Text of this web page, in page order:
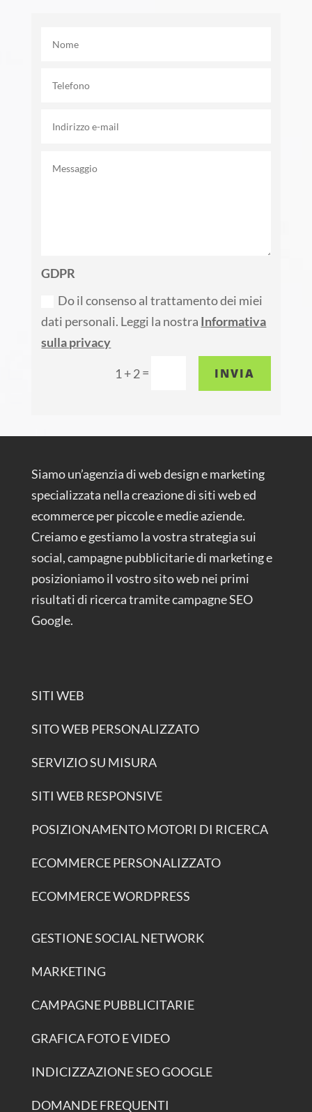
GDPR
Do il consenso al trattamento dei miei
dati personali. Leggi la nostra Informativa
sulla privacy
1 + 2= INVIA
Siamo un’agenzia di web design e marketing
specializzata nella creazione di siti web ed
ecommerce per piccole e medie aziende.
Creiamo e gestiamo la vostra strategia sui
social, campagne pubblicitarie di marketing e
posizioniamo il vostro sito web nei primi
risultati di ricerca tramite campagne SEO
Google.
SITI WEB
SITO WEB PERSONALIZZATO
SERVIZIO SU MISURA
SITI WEB RESPONSIVE
POSIZIONAMENTO MOTORI DI RICERCA
ECOMMERCE PERSONALIZZATO
ECOMMERCE WORDPRESS
GESTIONE SOCIAL NETWORK
MARKETING
CAMPAGNE PUBBLICITARIE
GRAFICA FOTO E VIDEO
INDICIZZAZIONE SEO GOOGLE
DOMANDE FREQUENTI